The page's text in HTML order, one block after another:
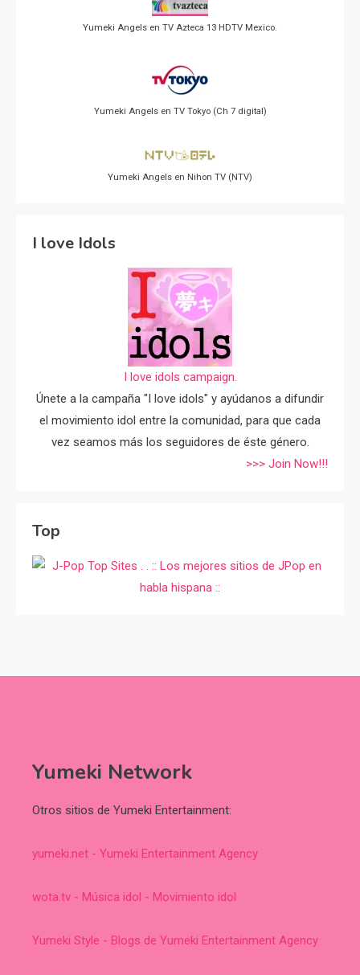
Yumeki Angels en TV Azteca 13 HDTV Mexico.
Yumeki Angels en TV Tokyo (Ch 7 digital)
Yumeki Angels en Nihon TV (NTV)
I love Idols
I love idols campaign.
Únete a la campaña "I love idols" y ayúdanos a difundir
el movimiento idol entre la comunidad, para que cada
vez seamos más los seguidores de éste género.
>>> Join Now!!!
Top
Yumeki Network
Otros sitios de Yumeki Entertainment:
yumeki.net - Yumeki Entertainment Agency
wota.tv - Música idol - Movimiento idol
Yumeki Style - Blogs de Yumeki Entertainment Agency